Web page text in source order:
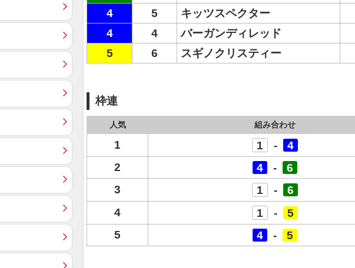
4
5 キッツスペクター
4
4 バーガンディレッド
5
6 スギノクリスティー
枠連
人気 組み合わせ
1 1 - 4
2
4 - 6
3
1 - 6
4
1 - 5
5
4 - 5